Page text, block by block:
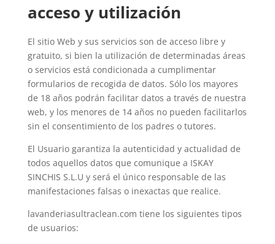
acceso y utilización
El sitio Web y sus servicios son de acceso libre y
gratuito, si bien la utilización de determinadas áreas
o servicios está condicionada a cumplimentar
formularios de recogida de datos. Sólo los mayores
de 18 años podrán facilitar datos a través de nuestra
web, y los menores de 14 años no pueden facilitarlos
sin el consentimiento de los padres o tutores.
El Usuario garantiza la autenticidad y actualidad de
todos aquellos datos que comunique a ISKAY
SINCHIS S.L.U y será el único responsable de las
manifestaciones falsas o inexactas que realice.
lavanderiasultraclean.com tiene los siguientes tipos
de usuarios: